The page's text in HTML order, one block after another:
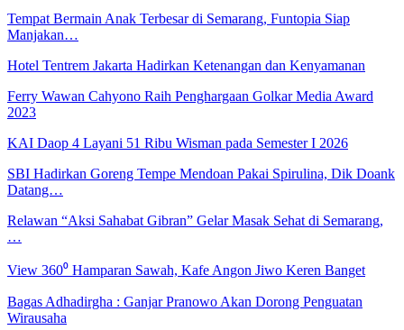
Tempat Bermain Anak Terbesar di Semarang, Funtopia Siap
Manjakan…
Hotel Tentrem Jakarta Hadirkan Ketenangan dan Kenyamanan
Ferry Wawan Cahyono Raih Penghargaan Golkar Media Award
2023
KAI Daop 4 Layani 51 Ribu Wisman pada Semester I 2026
SBI Hadirkan Goreng Tempe Mendoan Pakai Spirulina, Dik Doank
Datang…
Relawan “Aksi Sahabat Gibran” Gelar Masak Sehat di Semarang,
…
View 360⁰ Hamparan Sawah, Kafe Angon Jiwo Keren Banget
Bagas Adhadirgha : Ganjar Pranowo Akan Dorong Penguatan
Wirausaha